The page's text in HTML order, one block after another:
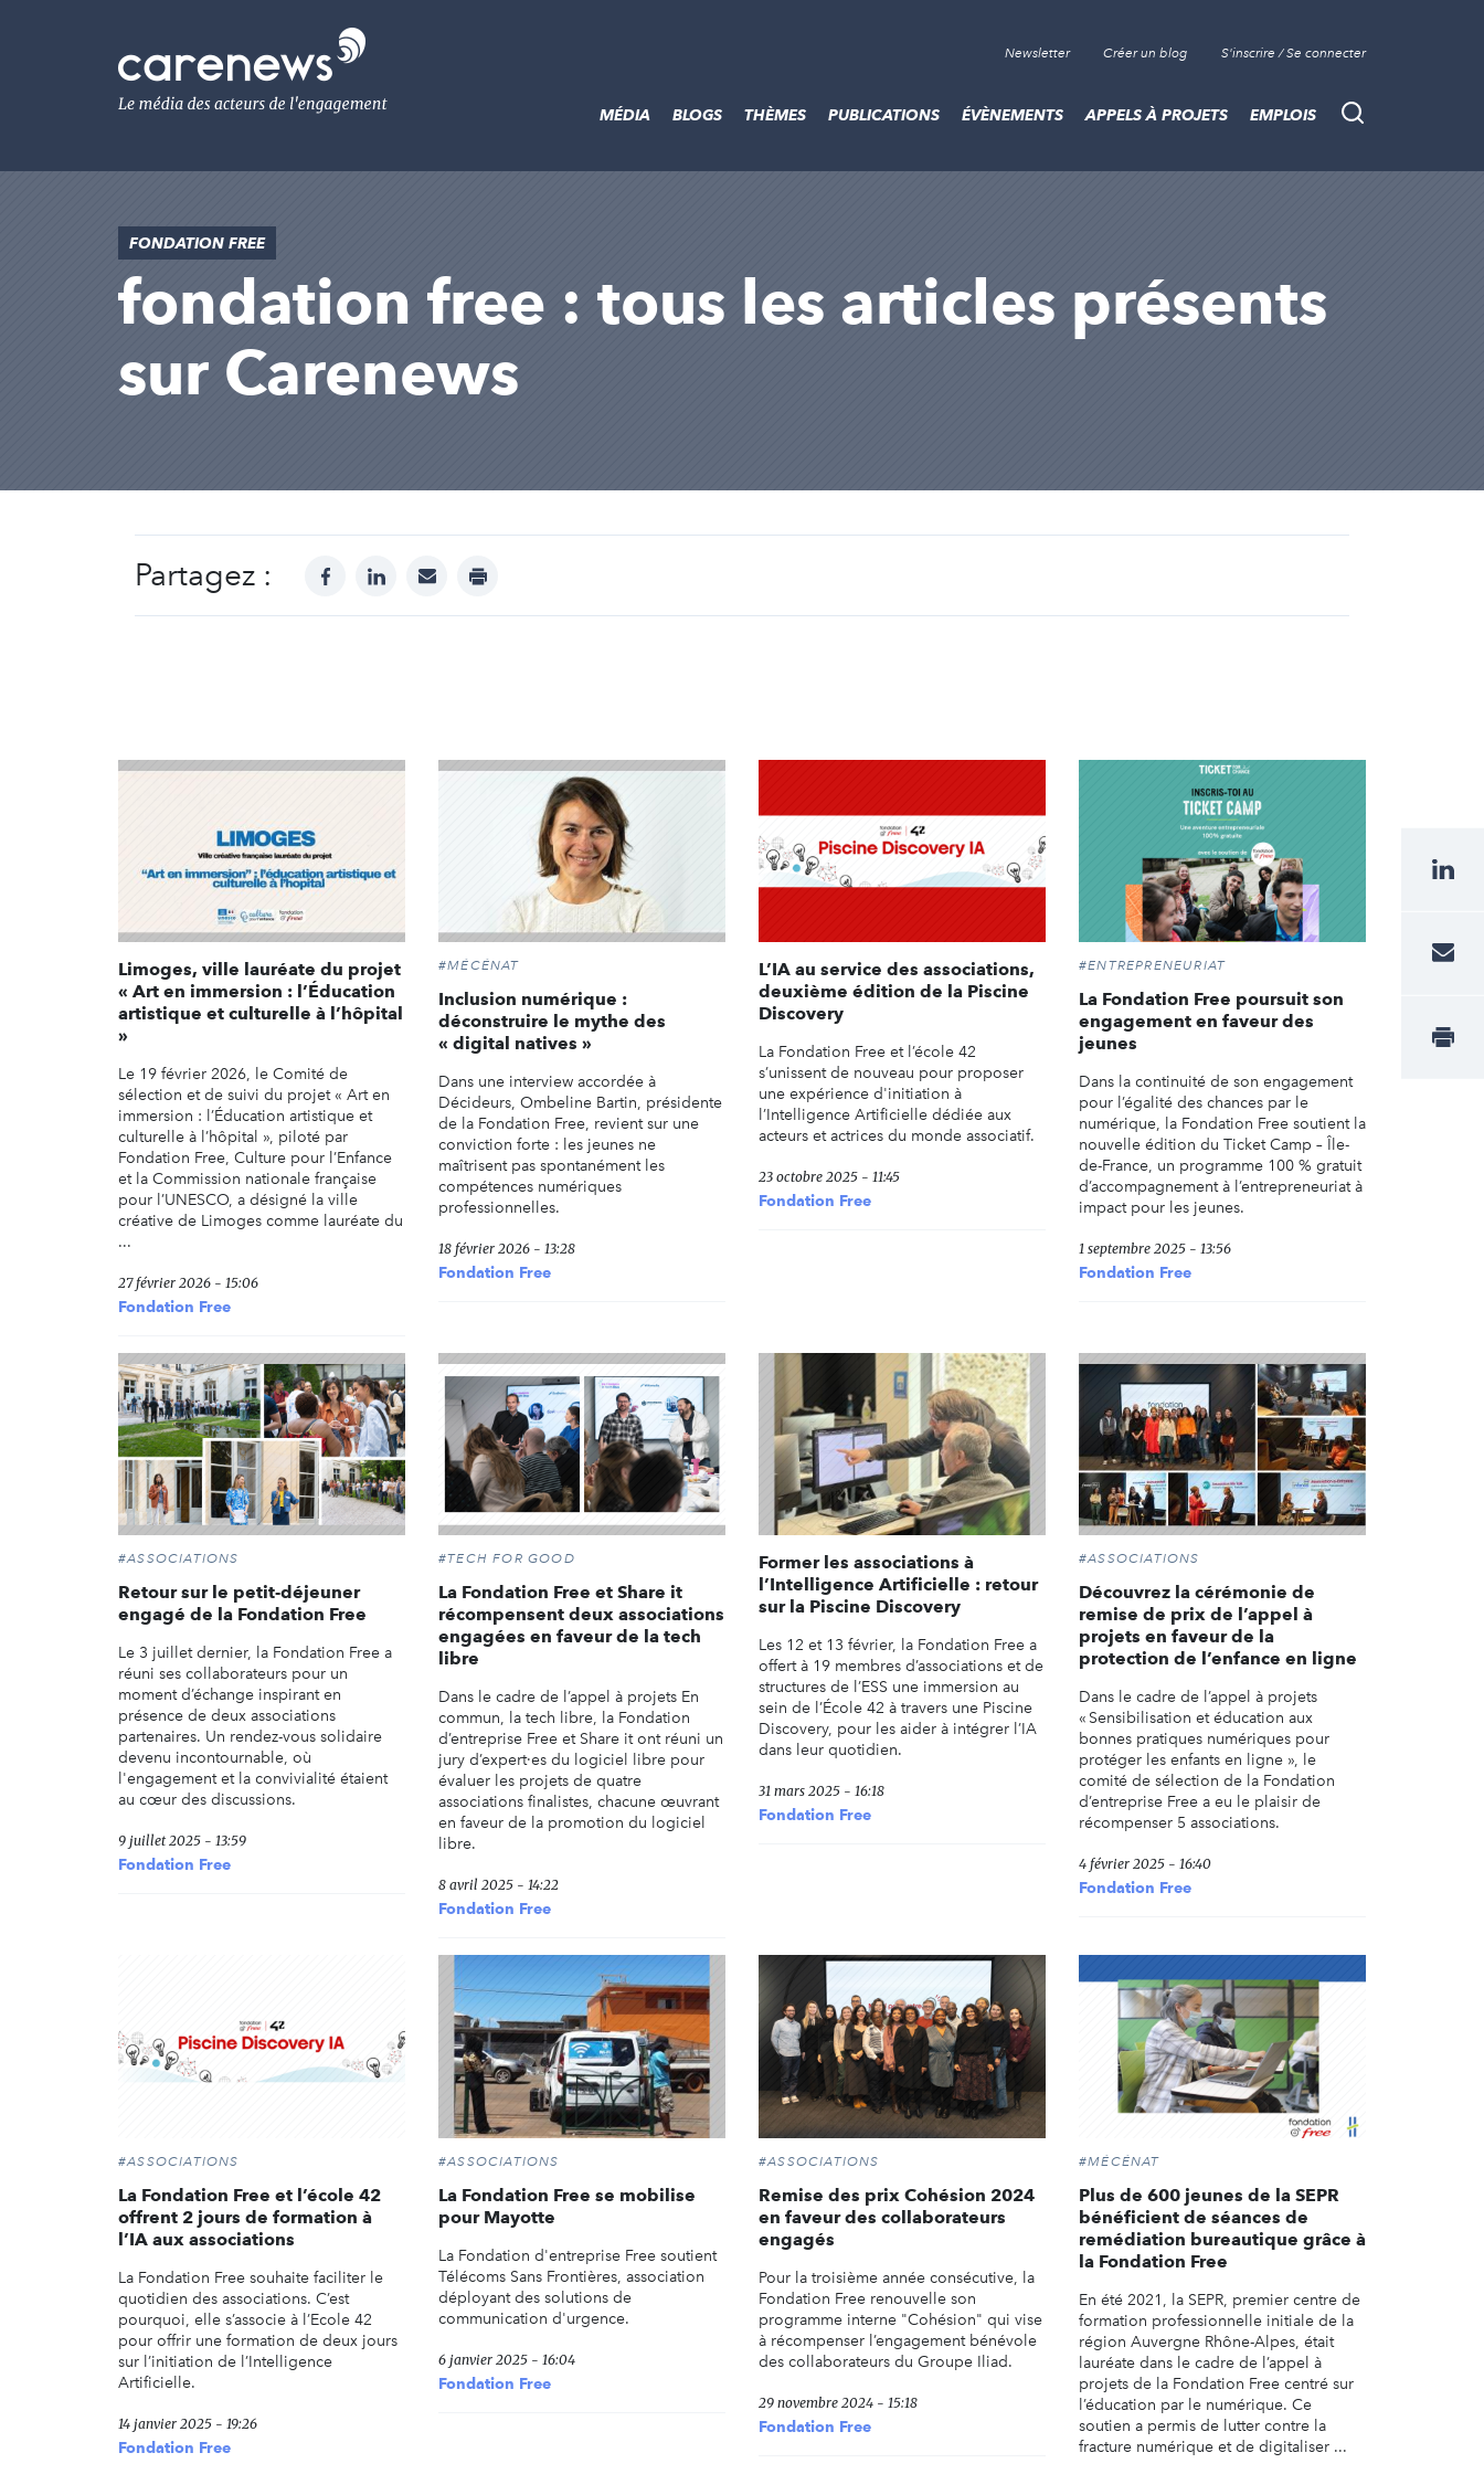
Le
média
de
Newsletter Créer un blog S'inscrire / Se connecter
Recherche
MÉDIA BLOGS THÈMES PUBLICATIONS ÉVÈNEMENTS APPELS À PROJETS EMPLOIS
FONDATION FREE
fondation free : tous les articles présents
sur Carenews
Partagez : facebooklinkedinmail print
Limoges, ville lauréate du projet
« Art en immersion : l’Éducation
artistique et culturelle à l’hôpital
»
Le 19 février 2026, le Comité de
sélection et de suivi du projet « Art en
immersion : l’Éducation artistique et
culturelle à l’hôpital », piloté par
Fondation Free, Culture pour l’Enfance
et la Commission nationale française
pour l’UNESCO, a désigné la ville
créative de Limoges comme lauréate du
...
27 février 2026 - 15:06
Fondation Free
#MÉCÉNAT
Inclusion numérique :
déconstruire le mythe des
« digital natives »
Dans une interview accordée à
Décideurs, Ombeline Bartin, présidente
de la Fondation Free, revient sur une
conviction forte : les jeunes ne
maîtrisent pas spontanément les
compétences numériques
professionnelles.
18 février 2026 - 13:28
Fondation Free
L’IA au service des associations,
deuxième édition de la Piscine
Discovery
La Fondation Free et l’école 42
s’unissent de nouveau pour proposer
une expérience d'initiation à
l’Intelligence Artificielle dédiée aux
acteurs et actrices du monde associatif.
23 octobre 2025 - 11:45
Fondation Free
#ENTREPRENEURIAT
La Fondation Free poursuit son
engagement en faveur des
jeunes
Dans la continuité de son engagement
pour l’égalité des chances par le
numérique, la Fondation Free soutient la
nouvelle édition du Ticket Camp – Île-
de-France, un programme 100 % gratuit
d’accompagnement à l’entrepreneuriat à
impact pour les jeunes.
1 septembre 2025 - 13:56
Fondation Free
#ASSOCIATIONS
Retour sur le petit-déjeuner
engagé de la Fondation Free
Le 3 juillet dernier, la Fondation Free a
réuni ses collaborateurs pour un
moment d’échange inspirant en
présence de deux associations
partenaires. Un rendez-vous solidaire
devenu incontournable, où
l'engagement et la convivialité étaient
au cœur des discussions.
9 juillet 2025 - 13:59
Fondation Free
#TECH FOR GOOD
La Fondation Free et Share it
récompensent deux associations
engagées en faveur de la tech
libre
Dans le cadre de l’appel à projets En
commun, la tech libre, la Fondation
d’entreprise Free et Share it ont réuni un
jury d’expert·es du logiciel libre pour
évaluer les projets de quatre
associations finalistes, chacune œuvrant
en faveur de la promotion du logiciel
libre.
8 avril 2025 - 14:22
Fondation Free
Former les associations à
l’Intelligence Artificielle : retour
sur la Piscine Discovery
Les 12 et 13 février, la Fondation Free a
offert à 19 membres d’associations et de
structures de l’ESS une immersion au
sein de l’École 42 à travers une Piscine
Discovery, pour les aider à intégrer l’IA
dans leur quotidien.
31 mars 2025 - 16:18
Fondation Free
#ASSOCIATIONS
Découvrez la cérémonie de
remise de prix de l’appel à
projets en faveur de la
protection de l’enfance en ligne
Dans le cadre de l’appel à projets
« Sensibilisation et éducation aux
bonnes pratiques numériques pour
protéger les enfants en ligne », le
comité de sélection de la Fondation
d’entreprise Free a eu le plaisir de
récompenser 5 associations.
4 février 2025 - 16:40
Fondation Free
#ASSOCIATIONS
La Fondation Free et l’école 42
offrent 2 jours de formation à
l’IA aux associations
La Fondation Free souhaite faciliter le
quotidien des associations. C’est
pourquoi, elle s’associe à l’Ecole 42
pour offrir une formation de deux jours
sur l’initiation de l’Intelligence
Artificielle.
14 janvier 2025 - 19:26
Fondation Free
#ASSOCIATIONS
La Fondation Free se mobilise
pour Mayotte
La Fondation d'entreprise Free soutient
Télécoms Sans Frontières, association
déployant des solutions de
communication d'urgence.
6 janvier 2025 - 16:04
Fondation Free
#ASSOCIATIONS
Remise des prix Cohésion 2024
en faveur des collaborateurs
engagés
Pour la troisième année consécutive, la
Fondation Free renouvelle son
programme interne "Cohésion" qui vise
à récompenser l’engagement bénévole
des collaborateurs du Groupe Iliad.
29 novembre 2024 - 15:18
Fondation Free
#MÉCÉNAT
Plus de 600 jeunes de la SEPR
bénéficient de séances de
remédiation bureautique grâce à
la Fondation Free
En été 2021, la SEPR, premier centre de
formation professionnelle initiale de la
région Auvergne Rhône-Alpes, était
lauréate dans le cadre de l’appel à
projets de la Fondation Free centré sur
l’éducation par le numérique. Ce
soutien a permis de lutter contre la
fracture numérique et de digitaliser ...